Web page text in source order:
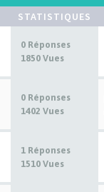
STATISTIQUES
0 Réponses
1850 Vues
0 Réponses
1402 Vues
1 Réponses
1510 Vues